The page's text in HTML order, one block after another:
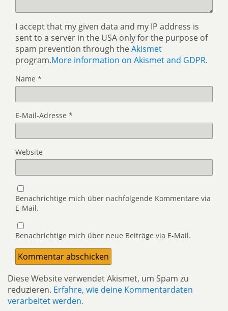
I accept that my given data and my IP address is
sent to a server in the USA only for the purpose of
spam prevention through theAkismet
program.More information on Akismet and GDPR.
Name *
E-Mail-Adresse *
Website
Benachrichtige mich über nachfolgende Kommentare via
E-Mail.
Benachrichtige mich über neue Beiträge via E-Mail.
Diese Website verwendet Akismet, um Spam zu
reduzieren. Erfahre, wie deine Kommentardaten
verarbeitet werden.